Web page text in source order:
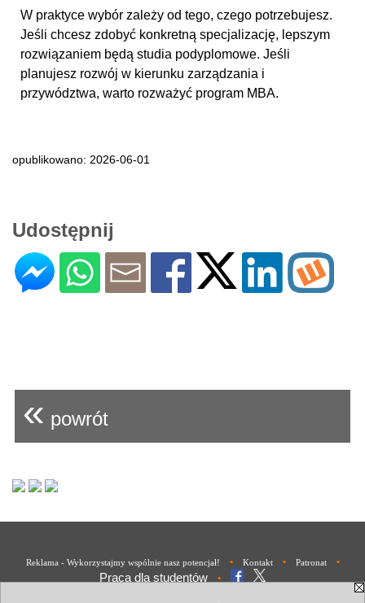
W praktyce wybór zależy od tego, czego potrzebujesz.
Jeśli chcesz zdobyć konkretną specjalizację, lepszym
rozwiązaniem będą studia podyplomowe. Jeśli
planujesz rozwój w kierunku zarządzania i
przywództwa, warto rozważyć program MBA.
opublikowano: 2026-06-01
Udostępnij
« powrót
Reklama - Wykorzystajmy wspólnie nasz potencjał! • Kontakt • Patronat •
Praca dla studentów •